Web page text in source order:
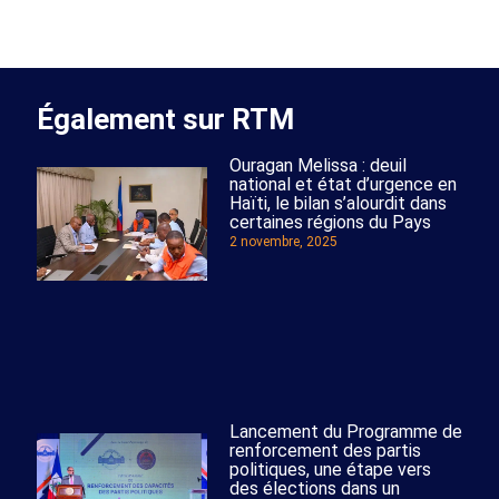
Également sur RTM
Ouragan Melissa : deuil
national et état d’urgence en
Haïti, le bilan s’alourdit dans
certaines régions du Pays
2 novembre, 2025
Lancement du Programme de
renforcement des partis
politiques, une étape vers
des élections dans un